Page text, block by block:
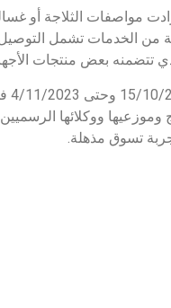
مواصفات الثلاجة أو
تتضمنه بعض منتجات
ووكلائها الرسميين
تسوق مذهلة.